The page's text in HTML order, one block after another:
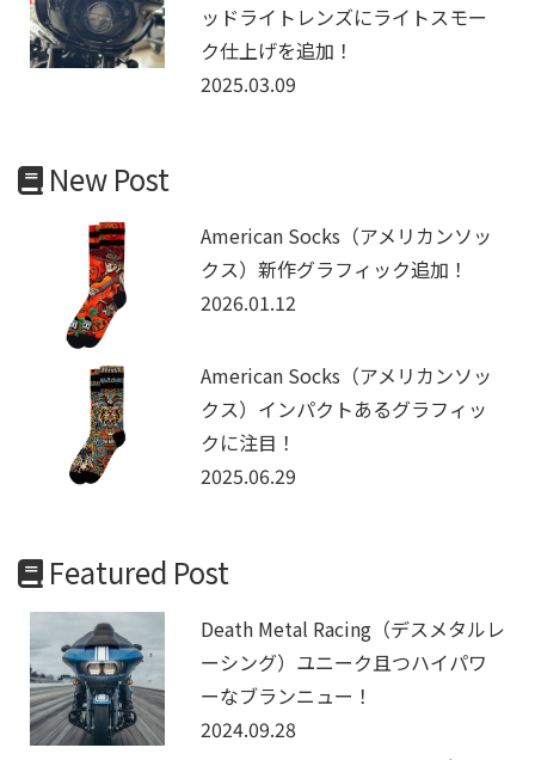
ッドライトレンズにライトスモー
ク仕上げを追加！
2025.03.09
New Post
American Socks（アメリカンソッ
クス）新作グラフィック追加！
2026.01.12
American Socks（アメリカンソッ
クス）インパクトあるグラフィッ
クに注目！
2025.06.29
Featured Post
Death Metal Racing（デスメタルレ
ーシング）ユニーク且つハイパワ
ーなブランニュー！
2024.09.28